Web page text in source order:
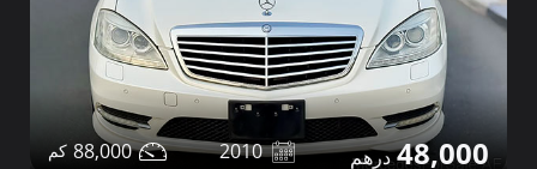
48,000
2010
88,000